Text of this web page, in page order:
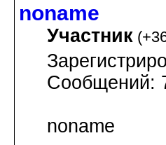
noname
Участник (
Сообщений:
noname